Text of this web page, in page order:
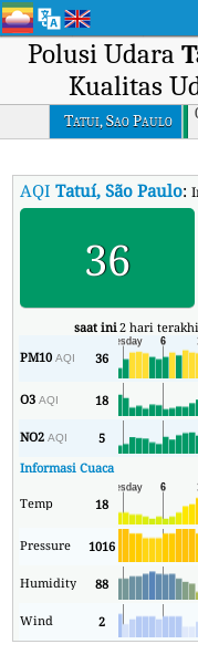
Polusi Udara
Kualitas
Tatui, Sao Paulo
AQITatuí, São Paulo:
36
saat ini2 hari
PM10AQI 36
O3AQI 18
NO2AQI 5
Informasi Cuaca
Temp 18
Pressure 1016
Humidity 88
Wind 2